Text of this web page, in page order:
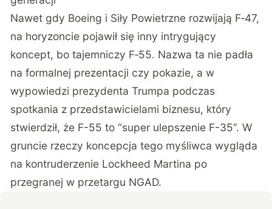
Nawet gdy Boeing i Siły Powietrzne rozwijają F‑47,
na horyzoncie pojawił się inny intrygujący
koncept, bo tajemniczy F‑55. Nazwa ta nie padła
na formalnej prezentacji czy pokazie, a w
wypowiedzi prezydenta Trumpa podczas
spotkania z przedstawicielami biznesu, który
stwierdził, że F-55 to “super ulepszenie F-35”. W
gruncie rzeczy koncepcja tego myśliwca wygląda
na kontruderzenie Lockheed Martina po
przegranej w przetargu NGAD.